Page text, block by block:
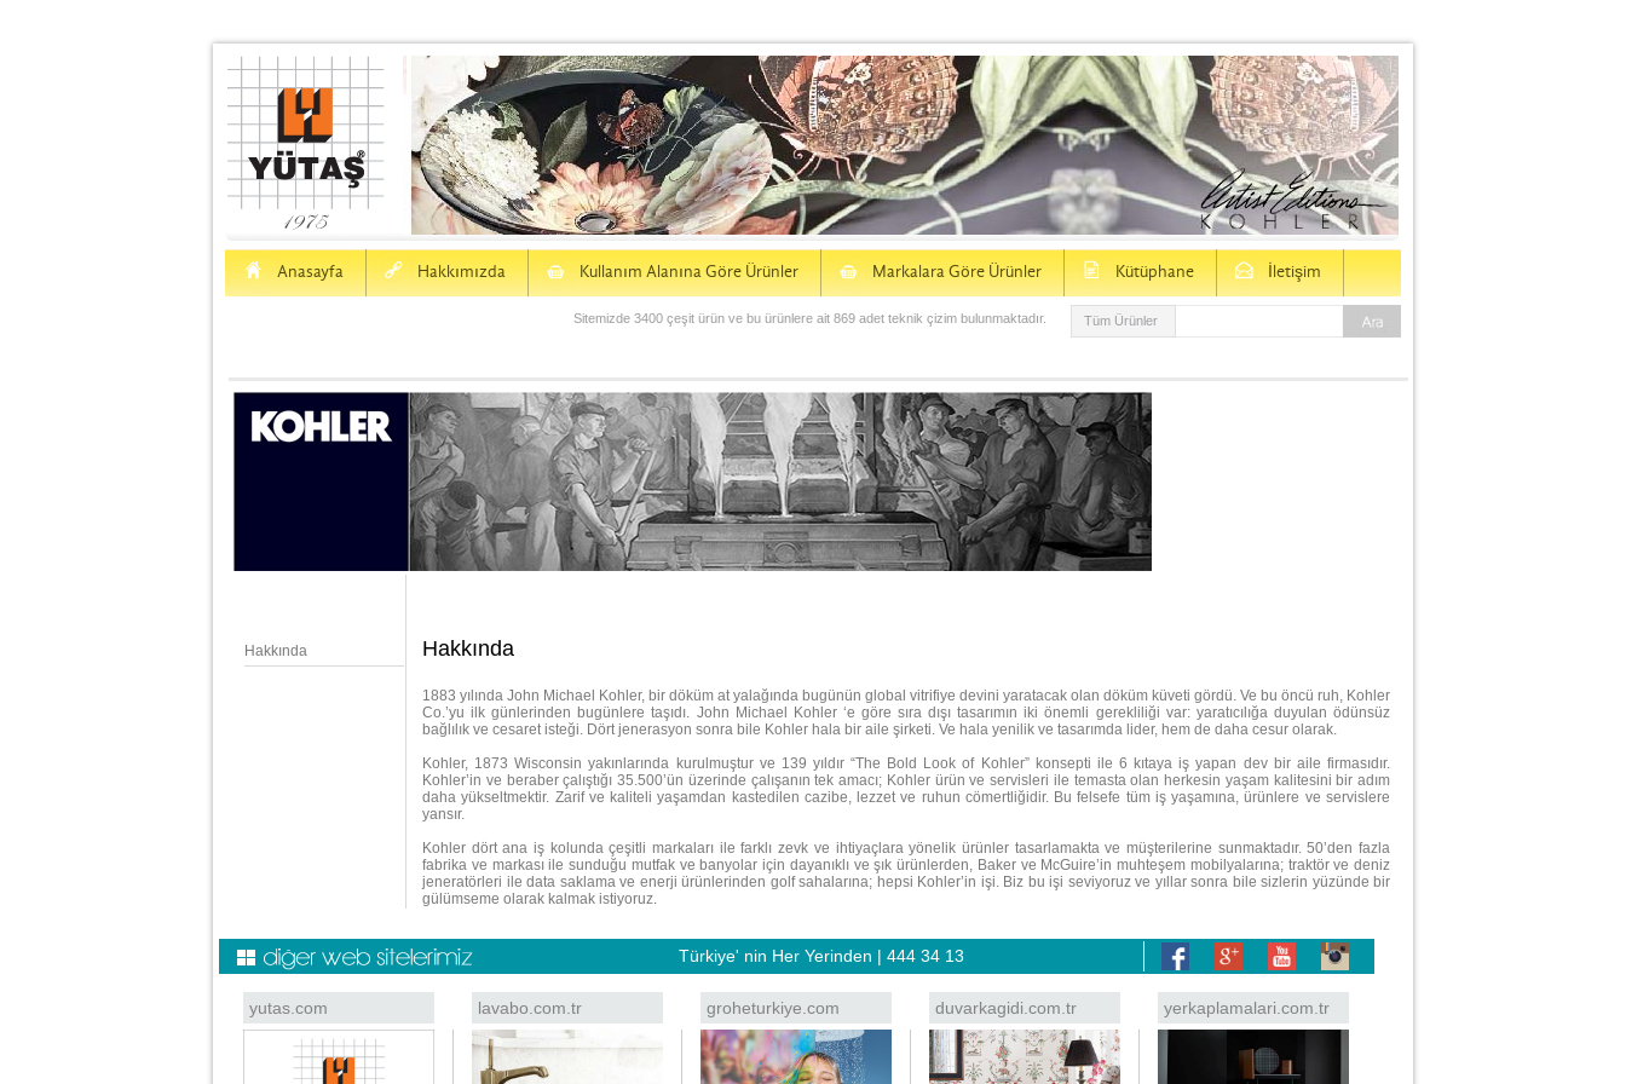
Anasayfa
H Hakkımızda
a Kullanım Alanına Göre Ürünler
S Markalara Göre Ürünler
S Kütüphane
D İletişim
E
Sitemizde 3400 çeşit ürün ve bu ürünlere ait 869 adet teknik çizim bulunmaktadır. Tüm Ürünler
Hakkında Hakkında
1883 yılında John Michael Kohler, bir döküm at yalağında bugünün global vitrifiye devini yaratacak olan döküm küveti gördü. Ve bu öncü ruh, Kohler
Co.’yu ilk günlerinden bugünlere taşıdı. John Michael Kohler ‘e göre sıra dışı tasarımın iki önemli gerekliliği var: yaratıcılığa duyulan ödünsüz
bağlılık ve cesaret isteği. Dört jenerasyon sonra bile Kohler hala bir aile şirketi. Ve hala yenilik ve tasarımda lider, hem de daha cesur olarak.
Kohler, 1873 Wisconsin yakınlarında kurulmuştur ve 139 yıldır “The Bold Look of Kohler” konsepti ile 6 kıtaya iş yapan dev bir aile firmasıdır.
Kohler’in ve beraber çalıştığı 35.500’ün üzerinde çalışanın tek amacı; Kohler ürün ve servisleri ile temasta olan herkesin yaşam kalitesini bir adım
daha yükseltmektir. Zarif ve kaliteli yaşamdan kastedilen cazibe, lezzet ve ruhun cömertliğidir. Bu felsefe tüm iş yaşamına, ürünlere ve servislere
yansır.
Kohler dört ana iş kolunda çeşitli markaları ile farklı zevk ve ihtiyaçlara yönelik ürünler tasarlamakta ve müşterilerine sunmaktadır. 50’den fazla
fabrika ve markası ile sunduğu mutfak ve banyolar için dayanıklı ve şık ürünlerden, Baker ve McGuire’in muhteşem mobilyalarına; traktör ve deniz
jeneratörleri ile data saklama ve enerji ürünlerinden golf sahalarına; hepsi Kohler’in işi. Biz bu işi seviyoruz ve yıllar sonra bile sizlerin yüzünde bir
gülümseme olarak kalmak istiyoruz.
Türkiye' nin Her Yerinden | 444 34 13
yutas.com lavabo.com.tr groheturkiye.com duvarkagidi.com.tr yerkaplamalari.com.tr